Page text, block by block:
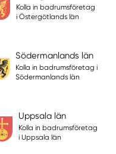
Kolla in badrumsföretag
i Östergötlands län
Södermanlands län
Kolla in badrumsföretag i
Södermanlands län
Uppsala län
Kolla in badrumsföretag
i Uppsala län